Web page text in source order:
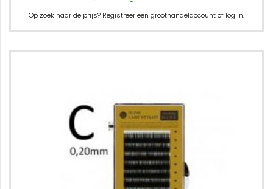
Op zoek naar de prijs? Registreer een groothandelaccount of log in.